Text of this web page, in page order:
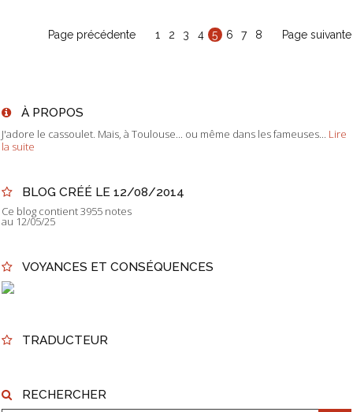
Page précédente 1 2 3 4 5 6 7 8 Page suivante
À PROPOS
J'adore le cassoulet. Mais, à Toulouse... ou même dans les fameuses...
Lire
la suite
BLOG CRÉÉ LE 12/08/2014
Ce blog contient 3955 notes
au 12/05/25
VOYANCES ET CONSÉQUENCES
TRADUCTEUR
RECHERCHER